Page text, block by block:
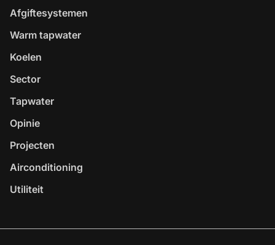
Afgiftesystemen
Warm tapwater
Koelen
Sector
Tapwater
Opinie
Projecten
Airconditioning
Utiliteit